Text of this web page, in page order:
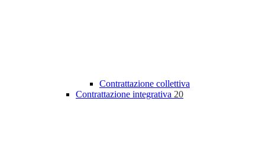
Contrattazione collettiva
Contrattazione integrativa 20